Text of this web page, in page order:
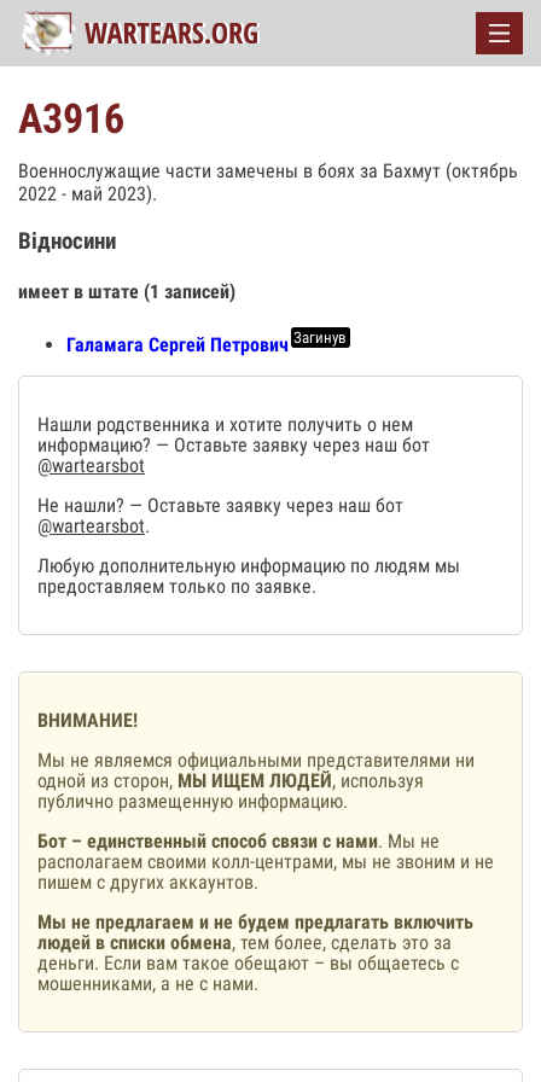
А3916
Военнослужащие части замечены в боях за Бахмут (октябрь
2022 - май 2023).
Відносини
имеет в штате (1 записей)
Галамага Сергей Петрович Загинув
Нашли родственника и хотите получить о нем
информацию? — Оставьте заявку через наш бот
@wartearsbot
Не нашли? — Оставьте заявку через наш бот
@wartearsbot.
Любую дополнительную информацию по людям мы
предоставляем только по заявке.
ВНИМАНИЕ!
Мы не являемся официальными представителями ни
одной из сторон, МЫ ИЩЕМ ЛЮДЕЙ, используя
публично размещенную информацию.
Бот – единственный способ связи с нами. Мы не
располагаем своими колл-центрами, мы не звоним и не
пишем с других аккаунтов.
Мы не предлагаем и не будем предлагать включить
людей в списки обмена, тем более, сделать это за
деньги. Если вам такое обещают – вы общаетесь с
мошенниками, а не с нами.